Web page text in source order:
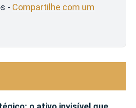
- Compartilhe com um